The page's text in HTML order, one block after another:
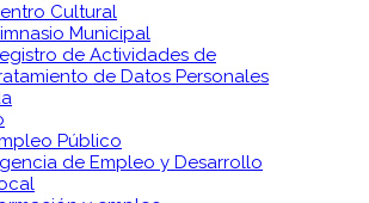
Cultural
Municipal
de Actividades de
de Datos Personales
Público
de Empleo y Desarrollo